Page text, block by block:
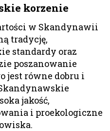
korzenie
w Skandynawii
tradycję,
standardy oraz
poszanowanie
jest równe dobru i
jakość,
i proekologiczne